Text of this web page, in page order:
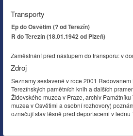
Transporty
Ep do Osvětim (? od Terezín)
R do Terezín (18.01.1942 od Plzeň)
Zaměstnání před nástupem do transporu: v
Zdroj
Seznamy sestavené v roce 2001
Terezínských pamětních knih a dalších
Židovského muzea v Praze, archiv
muzea v Osvětimi a osobní rozhovory)
označují stav těsně před deportacemi v lednu